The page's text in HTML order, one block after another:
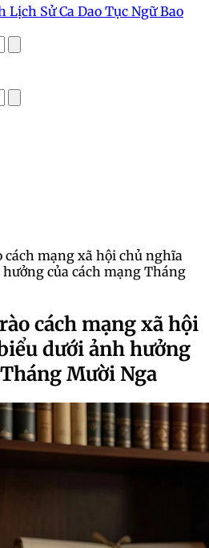
Lịch SửCa Dao Tục NgữBao
cách mạng xã hội chủ nghĩa
của cách mạng Tháng
cách mạng xã hội
dưới ảnh hưởng
Mười Nga